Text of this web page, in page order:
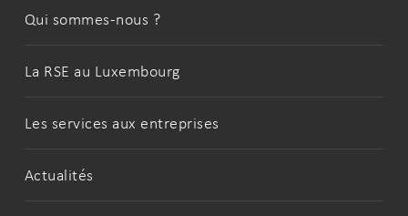
Qui sommes-nous ?
La RSE au Luxembourg
Les services aux entreprises
Actualités